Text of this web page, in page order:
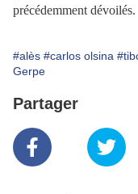
précédemment dévoilés.
#alès #carlos olsina
Gerpe
Partager